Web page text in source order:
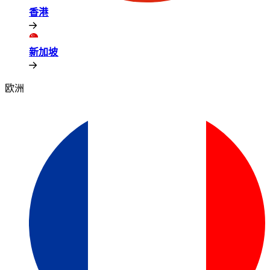
香港​​
新加坡​​
欧洲​​